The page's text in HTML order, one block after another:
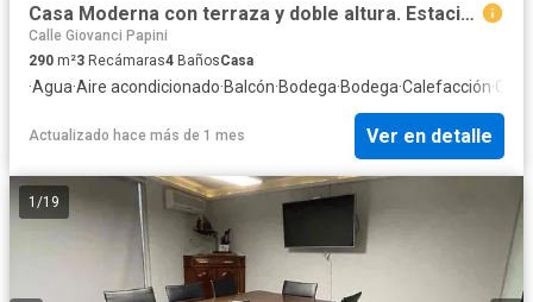
Casa Moderna con terraza y doble altura. Estacionamiento hasta para 6 coches.Jardines del Sol.
Calle Giovanci Papini
290 m²3 Recámaras4 BañosCasa
·Agua·Aire acondicionado·Balcón·Bodega·Bodega·Calefacción·
Actualizado hace más de 1 mes Ver en detalle
1 /19